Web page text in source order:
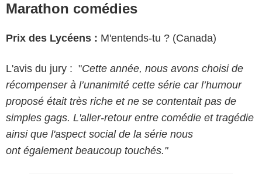
Marathon comédies
Prix des Lycéens : M'entends-tu ? (Canada)
L'avis du jury : "Cette année, nous avons choisi de
récompenser à l’unanimité cette série car l’humour
proposé était très riche et ne se contentait pas de
simples gags. L'aller-retour entre comédie et tragédie
ainsi que l'aspect social de la série nous
ont également beaucoup touchés."